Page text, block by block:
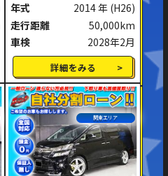
年式
2014 年 (H26)
走行距離
50,000km
車検
2028年2月
詳細をみる
関東エリア